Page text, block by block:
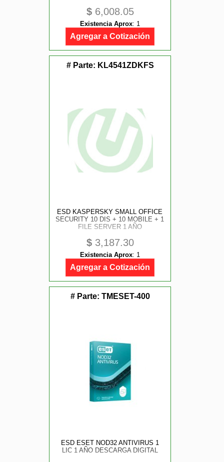
$6,008.05
Existencia Aprox: 1
Agregar a Cotización
# Parte: KL4541ZDKFS
ESD KASPERSKY SMALL OFFICE
SECURITY 10 DIS + 10 MOBILE + 1
FILE SERVER 1 AÑO
$3,187.30
Existencia Aprox: 1
Agregar a Cotización
# Parte: TMESET-400
ESD ESET NOD32 ANTIVIRUS 1
LIC 1 AÑO DESCARGA DIGITAL